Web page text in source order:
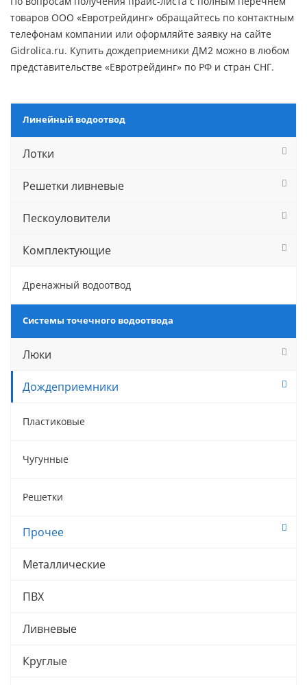
товаров ООО «Евротрейдинг» обращайтесь по контактным
телефонам компании или оформляйте заявку на сайте
Gidrolica.ru. Купить дождеприемники ДМ2 можно в любом
представительстве «Евротрейдинг» по РФ и стран СНГ.
Линейный водоотвод
Лотки
Решетки ливневые
Пескоуловители
Комплектующие
Дренажный водоотвод
Системы точечного водоотвода
Люки
Дождеприемники
Пластиковые
Чугунные
Решетки
Прочее
Металлические
ПВХ
Ливневые
Круглые